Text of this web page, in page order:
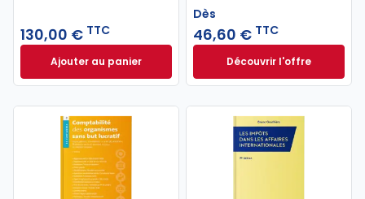
130,00 € TTC
Ajouter au panierCode Pratique OHADA 2026-2027 à 130,00 € TTC
Dès
46,60 € TTC
Découvrir l'offre
Le guide pénal
Dès